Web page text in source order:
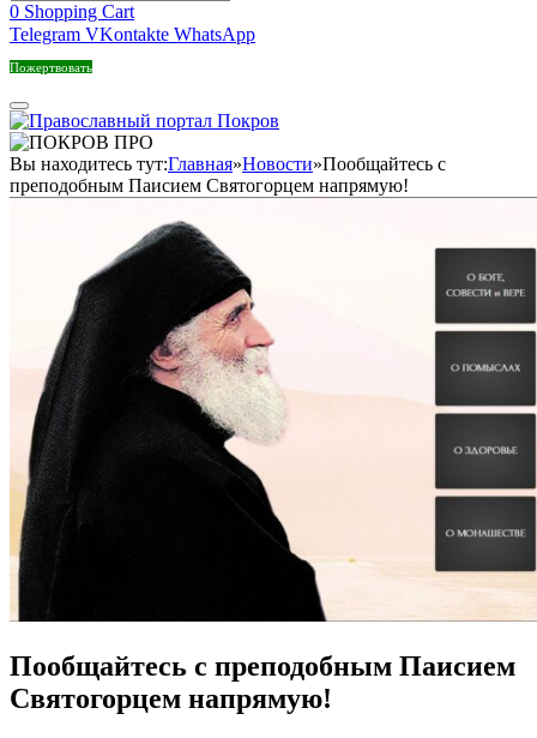
0 Shopping Cart
Telegram VKontakte WhatsApp
Пожертвовать
Вы находитесь тут:Главная»Новости»Пообщайтесь с
преподобным Паисием Святогорцем напрямую!
Пообщайтесь с преподобным Паисием
Святогорцем напрямую!